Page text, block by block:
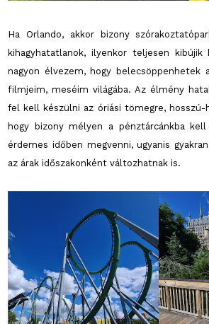
Ha Orlando, akkor bizony
kihagyhatatlanok, ilyenkor teljesen
nagyon élvezem, hogy belecsöppenhetek
filmjeim, meséim világába. Az élmény
fel kell készülni az óriási tömegre, hosszú-
hogy bizony mélyen a pénztárcánkba
érdemes időben megvenni, ugyanis
az árak időszakonként változhatnak is.